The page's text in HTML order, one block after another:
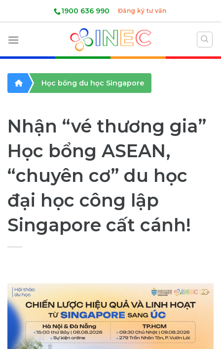
1900 636 990 Đăng ký tư vấn
Học bổng du học Singapore
Nhận “vé thương gia”
Học bổng ASEAN,
“chuyên cơ” du học
đại học công lập
Singapore cất cánh!